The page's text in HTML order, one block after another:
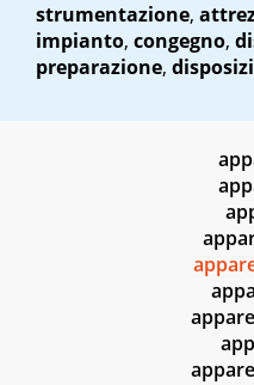
strumentazione,
impianto, congegno,
preparazione,